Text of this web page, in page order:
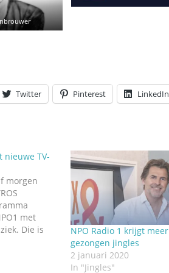
Twitter Pinterest LinkedIn
nieuwe TV-
morgen
met
Die is
Jeroen
NPO Radio 1 krijgt meer
gezongen jingles
2 januari 2020
In "Jingles"